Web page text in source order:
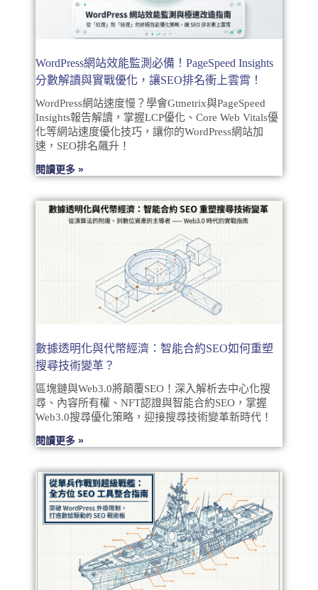
WordPress網站效能監測必備！PageSpeed Insights
分數解讀與實戰優化，讓SEO排名衝上雲霄！
WordPress網站速度慢？學會Gtmetrix與PageSpeed
Insights報告解讀，掌握LCP優化、Core Web Vitals優
化等網站速度優化技巧，讓你的WordPress網站加
速，SEO排名飆升！
閱讀更多 »
數據透明化與代幣經濟：智能合約SEO如何重塑
搜尋技術變革？
區塊鏈與Web3.0將顛覆SEO！深入解析去中心化搜
尋、內容所有權、NFT認證與智能合約SEO，掌握
Web3.0搜尋優化策略，迎接搜尋技術變革新時代！
閱讀更多 »